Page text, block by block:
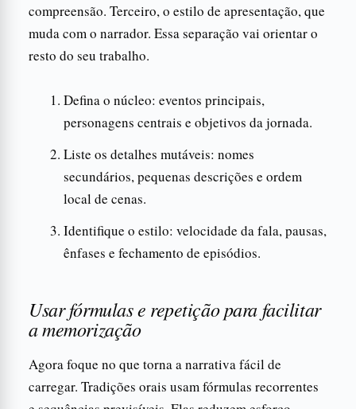
compreensão. Terceiro, o estilo de apresentação, que
muda com o narrador. Essa separação vai orientar o
resto do seu trabalho.
Defina o núcleo: eventos principais,
personagens centrais e objetivos da jornada.
Liste os detalhes mutáveis: nomes
secundários, pequenas descrições e ordem
local de cenas.
Identifique o estilo: velocidade da fala, pausas,
ênfases e fechamento de episódios.
Usar fórmulas e repetição para facilitar
a memorização
Agora foque no que torna a narrativa fácil de
carregar. Tradições orais usam fórmulas recorrentes